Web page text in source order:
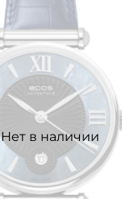
Нет в наличии